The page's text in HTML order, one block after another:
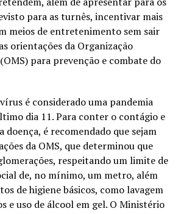
para as turnês, incentivar mais
meios de entretenimento sem sair
orientações da Organização
para prevenção e combate do
é considerado uma pandemia
dia 11. Para conter o contágio e
doença, é recomendado que sejam
da OMS, que determinou que
respeitando um limite de
de, no mínimo, um metro, além
de higiene básicos, como lavagem
e uso de álcool em gel. O Ministério